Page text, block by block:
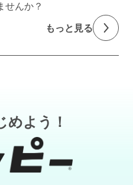
せんか？
もっと見る
めよう！